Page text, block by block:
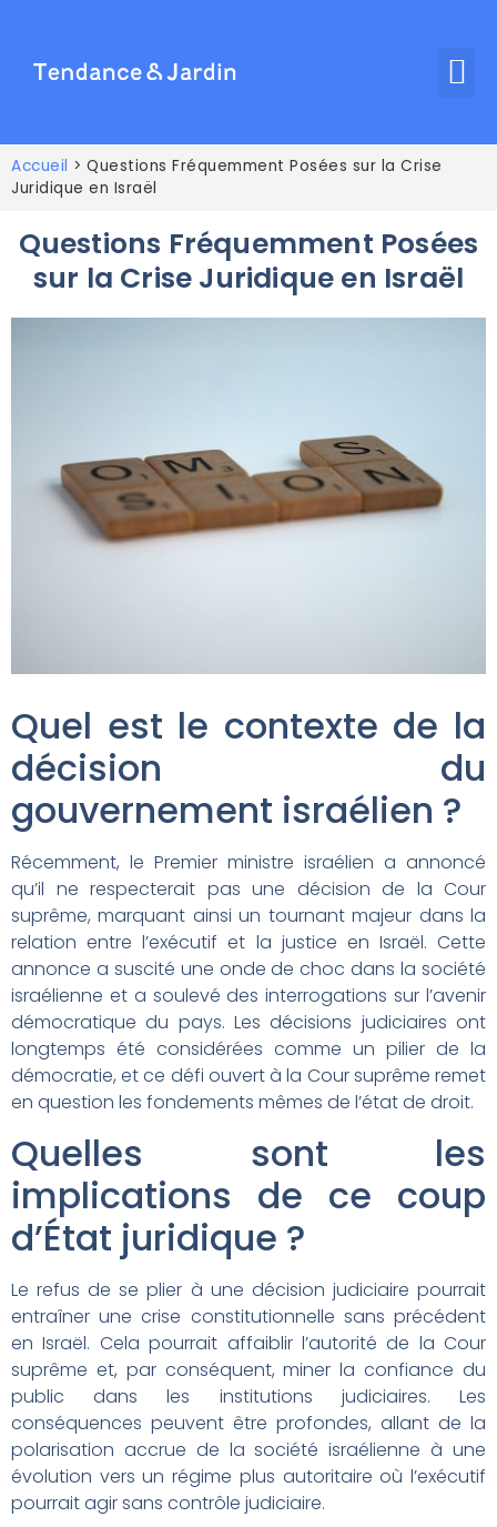
Accueil > Questions Fréquemment Posées sur la Crise
Juridique en Israël
Questions Fréquemment Posées
sur la Crise Juridique en Israël
Quel est le contexte de la
décision du
gouvernement israélien ?
Récemment, le Premier ministre israélien a annoncé
qu’il ne respecterait pas une décision de la Cour
suprême, marquant ainsi un tournant majeur dans la
relation entre l’exécutif et la justice en Israël. Cette
annonce a suscité une onde de choc dans la société
israélienne et a soulevé des interrogations sur l’avenir
démocratique du pays. Les décisions judiciaires ont
longtemps été considérées comme un pilier de la
démocratie, et ce défi ouvert à la Cour suprême remet
en question les fondements mêmes de l’état de droit.
Quelles sont les
implications de ce coup
d’État juridique ?
Le refus de se plier à une décision judiciaire pourrait
entraîner une crise constitutionnelle sans précédent
en Israël. Cela pourrait affaiblir l’autorité de la Cour
suprême et, par conséquent, miner la confiance du
public dans les institutions judiciaires. Les
conséquences peuvent être profondes, allant de la
polarisation accrue de la société israélienne à une
évolution vers un régime plus autoritaire où l’exécutif
pourrait agir sans contrôle judiciaire.